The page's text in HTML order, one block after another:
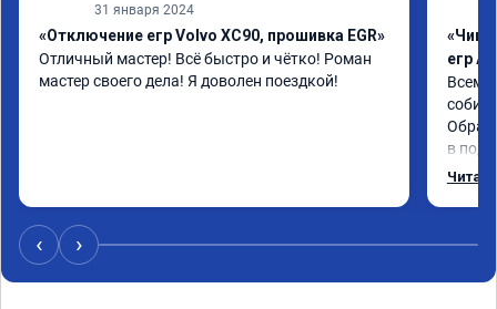
31 января 2024
«Отключение егр Volvo XC90, прошивка EGR»
Отличный мастер! Всё быстро и чётко! Роман
мастер своего дела! Я доволен поездкой!
«Чип
егр
Всем
в
‹ ›